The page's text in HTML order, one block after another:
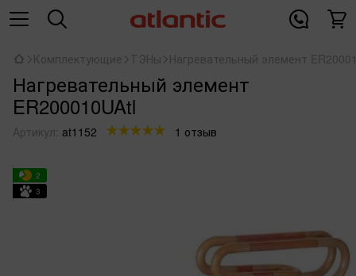
Комплектующие ТЭНы Нагревательный элемент
Нагревательный элемент
ER200010UAtl
Артикул: at1152 1 отзыв
2
3